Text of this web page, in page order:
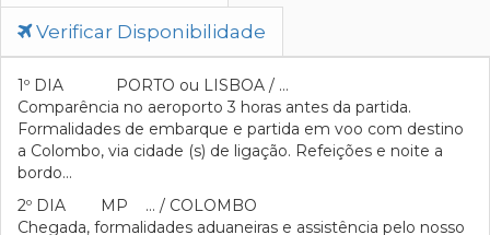
Verificar Disponibilidade
1º DIA PORTO ou LISBOA / …
Comparência no aeroporto 3 horas antes da partida.
Formalidades de embarque e partida em voo com destino
a Colombo, via cidade (s) de ligação. Refeições e noite a
bordo…
2º DIA MP … / COLOMBO
Chegada, formalidades aduaneiras e assistência pelo nosso